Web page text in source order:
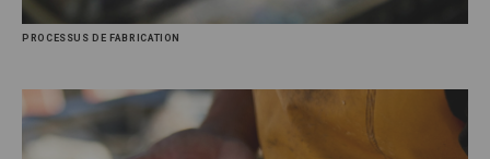
PROCESSUS DE FABRICATION